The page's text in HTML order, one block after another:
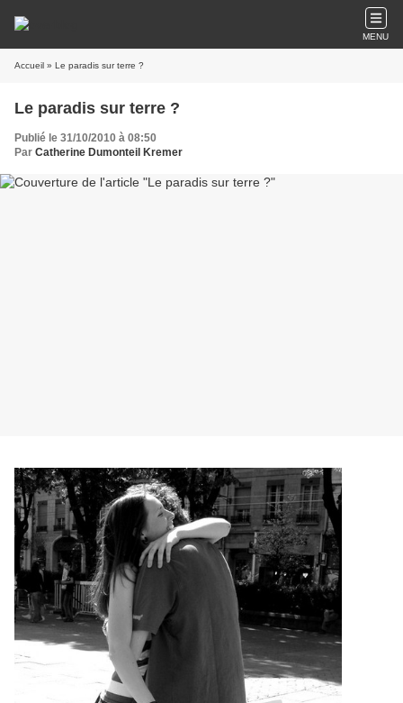
MENU
Accueil » Le paradis sur terre ?
Le paradis sur terre ?
Publié le 31/10/2010 à 08:50
Par Catherine Dumonteil Kremer